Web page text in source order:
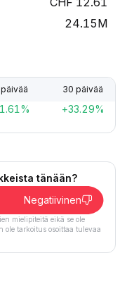
24.15M
30 päivää
+33.29%
tänään?
Negatiivinen
mielipiteitä eikä se ole
ole tarkoitus osoittaa tulevaa